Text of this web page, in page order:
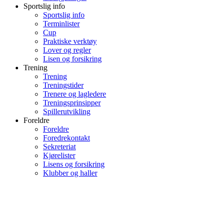
Sportslig info
Sportslig info
Terminlister
Cup
Praktiske verktøy
Lover og regler
Lisen og forsikring
Trening
Trening
Treningstider
Trenere og lagledere
Treningsprinsipper
Spillerutvikling
Foreldre
Foreldre
Foredrekontakt
Sekreteriat
Kjørelister
Lisens og forsikring
Klubber og haller